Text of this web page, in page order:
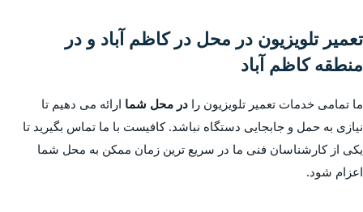
تعمیر تلویزیون در محل در کاظم آباد و در
منطقه کاظم آباد
ما تمامی خدمات تعمیر تلویزیون را در محل شما ارائه می دهیم تا
نیازی به حمل و جابجایی دستگاه نباشد. کافیست با ما تماس بگیرید تا
یکی از کارشناسان فنی ما در سریع ترین زمان ممکن به محل شما
اعزام شود.